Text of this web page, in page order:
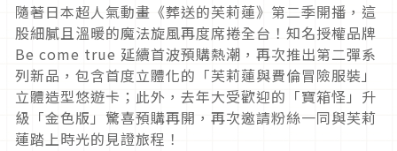
隨著日本超人氣動畫《葬送的芙莉蓮》第二季開播，這
股細膩且溫暖的魔法旋風再度席捲全台！知名授權品牌
Be come true 延續首波預購熱潮，再次推出第二彈系
列新品，包含首度立體化的「芙莉蓮與費倫冒險服裝」
立體造型悠遊卡；此外，去年大受歡迎的「寶箱怪」升
級「金色版」驚喜預購再開，再次邀請粉絲一同與芙莉
蓮踏上時光的見證旅程！